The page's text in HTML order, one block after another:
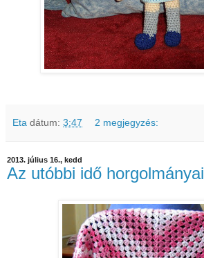
Eta dátum: 3:47 2 megjegyzés:
2013. július 16., kedd
Az utóbbi idő horgolmányai